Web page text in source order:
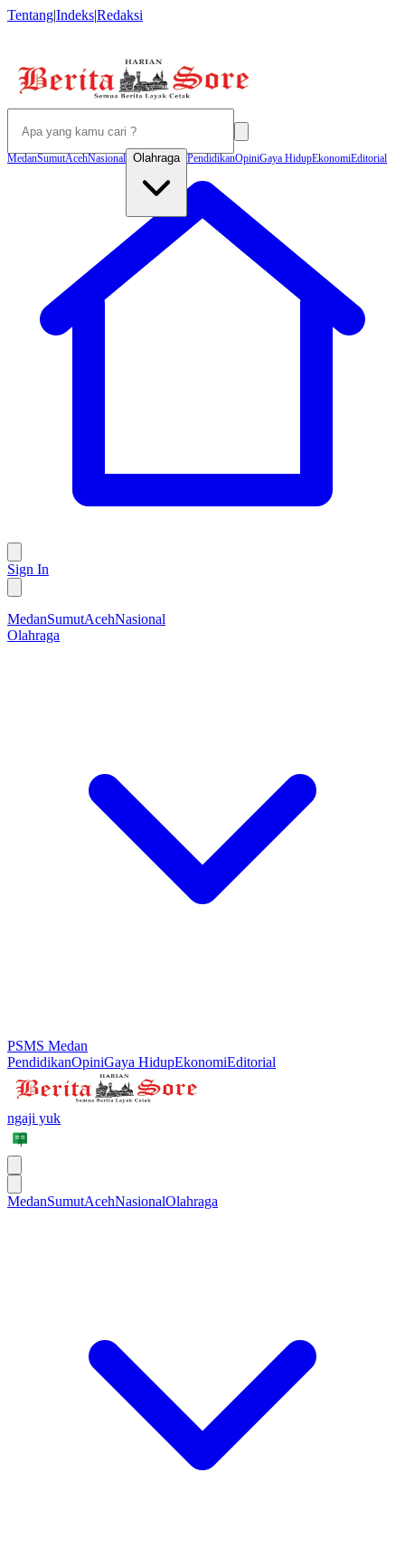
Tentang|Indeks|Redaksi
MedanSumutAcehNasional Olahraga PendidikanOpiniGaya HidupEkonomiEditorial
Sign In
MedanSumutAcehNasional
Olahraga
PSMS Medan
PendidikanOpiniGaya HidupEkonomiEditorial
ngaji yuk
MedanSumutAcehNasionalOlahraga